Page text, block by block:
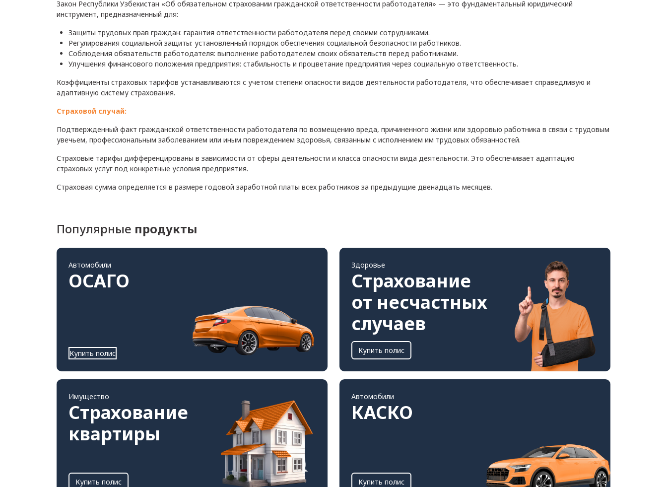
Закон Республики Узбекистан «Об обязательном страховании гражданской ответственности работодателя» — это фундаментальный юридический
инструмент, предназначенный для:
Защиты трудовых прав граждан: гарантия ответственности работодателя перед своими сотрудниками.
Регулирования социальной защиты: установленный порядок обеспечения социальной безопасности работников.
Соблюдения обязательств работодателя: выполнение работодателем своих обязательств перед работниками.
Улучшения финансового положения предприятия: стабильность и процветание предприятия через социальную ответственность.
Коэффициенты страховых тарифов устанавливаются с учетом степени опасности видов деятельности работодателя, что обеспечивает справедливую и
адаптивную систему страхования.
Страховой случай:
Подтвержденный факт гражданской ответственности работодателя по возмещению вреда, причиненного жизни или здоровью работника в связи с трудовым
увечьем, профессиональным заболеванием или иным повреждением здоровья, связанным с исполнением им трудовых обязанностей.
Страховые тарифы дифференцированы в зависимости от сферы деятельности и класса опасности вида деятельности. Это обеспечивает адаптацию
страховых услуг под конкретные условия предприятия.
Страховая сумма определяется в размере годовой заработной платы всех работников за предыдущие двенадцать месяцев.
Популярные продукты
Автомобили
ОСАГО
Купить полис
Здоровье
Страхование
от несчастных
случаев
Купить полис
Имущество
Страхование
квартиры
Купить полис
Автомобили
КАСКО
Купить полис